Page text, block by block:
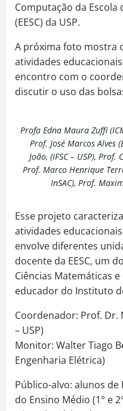
Computação da Escola
(EESC) da USP.
A próxima foto mostra
atividades educacionais
encontro com o
discutir o uso das
Profa Edna Maura Zuffi
Prof. José Marcos Alves
João, (IFSC – USP), Prof.
Prof. Marco Henrique
InSAC), Prof.
Esse projeto
atividades
envolve diferentes
docente da EESC, um
Ciências Matemáticas
educador do Instituto
Coordenador: Prof. Dr.
– USP)
Monitor: Walter Tiago
Engenharia Elétrica)
Público-alvo: alunos de
do Ensino Médio (1° e